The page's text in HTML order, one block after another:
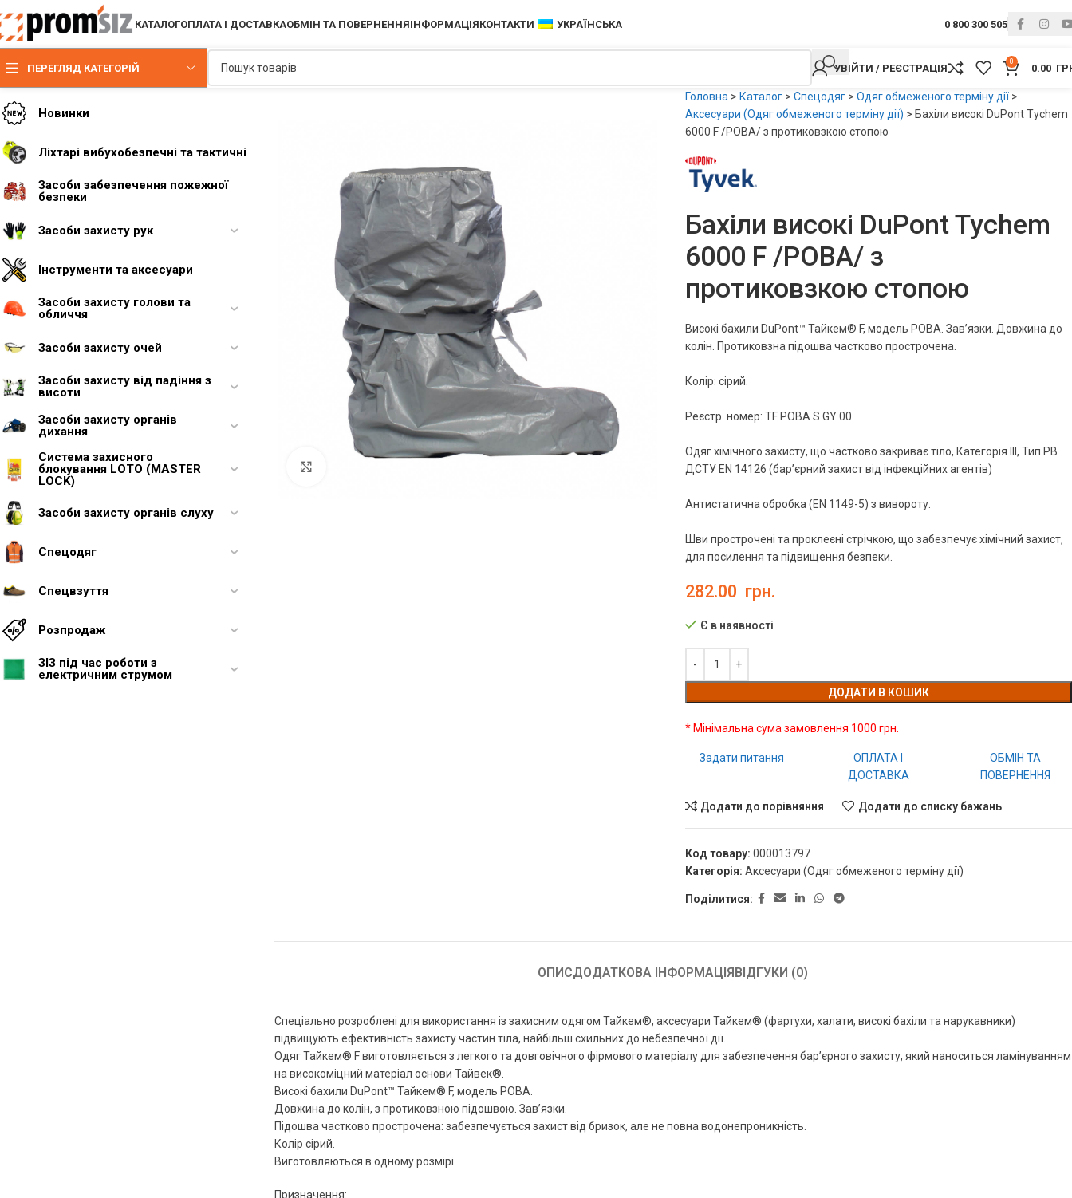
КАТАЛОГОПЛАТА І ДОСТАВКАОБМІН ТА ПОВЕРНЕННЯІНФОРМАЦІЯКОНТАКТИ УКРАЇНСЬКА 0 800 300 505
ПЕРЕГЛЯД КАТЕГОРІЙ УВІЙТИ / РЕЄСТРАЦІЯ
0
0.00
Новинки
Ліхтарі вибухобезпечні та тактичні
Засоби забезпечення пожежної
безпеки
Засоби захисту рук
Інструменти та аксесуари
Засоби захисту голови та
обличчя
Засоби захисту очей
Засоби захисту від падіння з
висоти
Засоби захисту органів
дихання
Система захисного
блокування LOTO (MASTER
LOCK)
Засоби захисту органів слуху
Спецодяг
Спецвзуття
Розпродаж
ЗІЗ під час роботи з
електричним струмом
Головна > Каталог> Спецодяг> Одяг обмеженого терміну дії>
Аксесуари (Одяг обмеженого терміну дії) > Бахіли високі DuPont Tychem
6000 F /POBA/ з протиковзкою стопою
Бахіли високі DuPont Tychem
6000 F /POBA/ з
протиковзкою стопою
Високі бахили DuPont™ Тайкем® F, модель POBA. Зав’язки. Довжина до
колін. Протиковзна підошва частково прострочена.
Колір: сірий.
Реєстр. номер: TF POBA S GY 00
Одяг хімічного захисту, що частково закриває тіло, Категорія III, Тип PB
ДСТУ EN 14126 (бар’єрний захист від інфекційних агентів)
Антистатична обробка (EN 1149-5) з вивороту.
Шви прострочені та проклеєні стрічкою, що забезпечує хімічний захист,
для посилення та підвищення безпеки.
282.00 грн.
Є в наявності
ДОДАТИ В КОШИК
* Мінімальна сума замовлення 1000 грн.
Задати питання
ОПЛАТА І
ДОСТАВКА
ОБМІН ТА
ПОВЕРНЕННЯ
Додати до порівняння Додати до списку бажань
Код товару: 000013797
Категорія: Аксесуари (Одяг обмеженого терміну дії)
Поділитися:
ОПИСДОДАТКОВА ІНФОРМАЦІЯ ВІДГУКИ (0)
Спеціально розроблені для використання із захисним одягом Тайкем®, аксесуари Тайкем® (фартухи, халати, високі бахіли та нарукавники)
підвищують ефективність захисту частин тіла, найбільш схильних до небезпечної дії.
Одяг Тайкем® F виготовляється з легкого та довговічного фірмового матеріалу для забезпечення бар’єрного захисту, який наноситься ламінуванням
на високоміцний матеріал основи Тайвек®.
Високі бахили DuPont™ Тайкем® F, модель POBA.
Довжина до колін, з протиковзною підошвою. Зав’язки.
Підошва частково прострочена: забезпечується захист від бризок, але не повна водонепроникність.
Колір сірий.
Виготовляються в одному розмірі
Призначення: